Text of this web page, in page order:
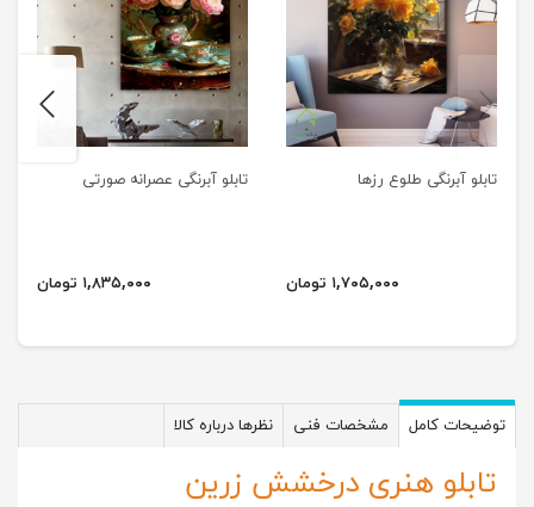
تابلو آبرنگی طلوع رزها
۱,۷۰۵,۰۰۰ تومان
تابلو آبرنگی عصرانه صورتی
۱,۸۳۵,۰۰۰ تومان
previus
توضیحات کامل مشخصات فنی نظرها درباره کالا
تابلو هنری درخشش زرین